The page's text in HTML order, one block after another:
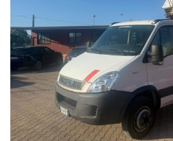
idraulico (modello .24 a 9,25
kg in punta
IMPORT/EXPORT FURGONI E
IVECO; MERCEDES; FIAT;
VOLVO; FORD
GRUPPO BARONE SRL
I nostri contatti: